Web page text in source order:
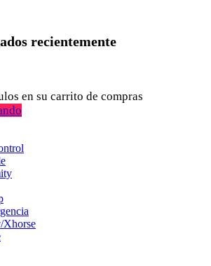
recientemente
en su carrito de compras
Xhorse